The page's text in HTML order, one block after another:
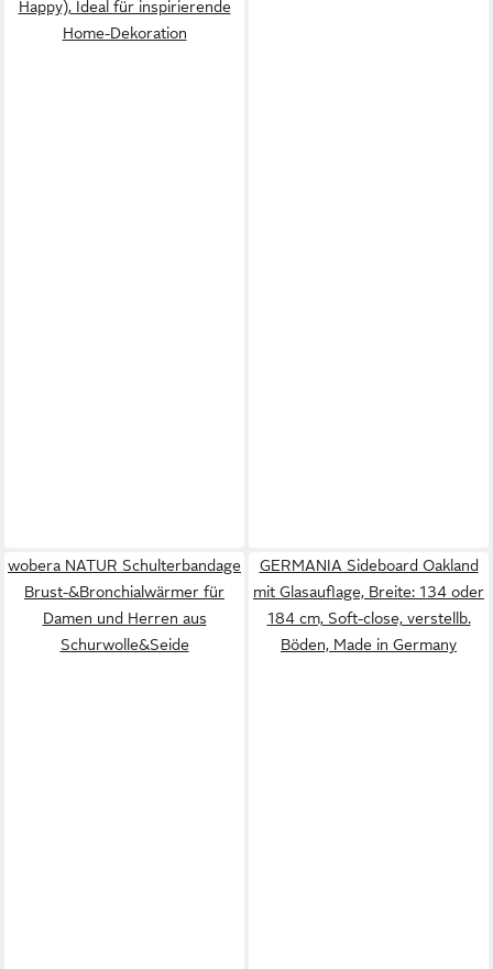
Happy), Ideal für inspirierende
Home-Dekoration
wobera NATUR Schulterbandage
Brust-&Bronchialwärmer für
Damen und Herren aus
Schurwolle&Seide
GERMANIA Sideboard Oakland
mit Glasauflage, Breite: 134 oder
184 cm, Soft-close, verstellb.
Böden, Made in Germany